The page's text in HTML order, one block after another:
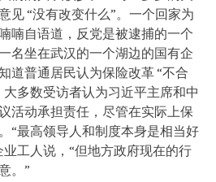
见 “没有改变什么”。一个回家为
喃自语道，反党是被逮捕的一个
名坐在武汉的一个湖边的国有企
道普通居民认为保险改革 “不合
多数受访者认为习近平主席和中
活动承担责任，尽管在实际上保
“最高领导人和制度本身是相当好
工人说，“但地方政府现在的行
。”